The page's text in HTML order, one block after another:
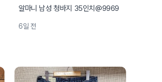
알마니 남성 청바지 35인치@9969
6일 전